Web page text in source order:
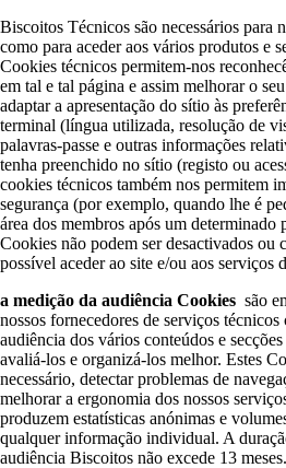
Biscoitos Técnicos são necessários para
como para aceder aos vários produtos e
Cookies técnicos permitem-nos
em tal e tal página e assim melhorar o
adaptar a apresentação do sítio às
terminal (língua utilizada, resolução de
palavras-passe e outras informações
tenha preenchido no sítio (registo ou
cookies técnicos também nos permitem
segurança (por exemplo, quando lhe é
área dos membros após um determinado
Cookies não podem ser desactivados ou
possível aceder ao site e/ou aos serviços
a medição da audiência Cookies são
nossos fornecedores de serviços
audiência dos vários conteúdos e
avaliá-los e organizá-los melhor. Estes
necessário, detectar problemas de
melhorar a ergonomia dos nossos
produzem estatísticas anónimas e
qualquer informação individual. A
audiência Biscoitos não excede 13 meses.